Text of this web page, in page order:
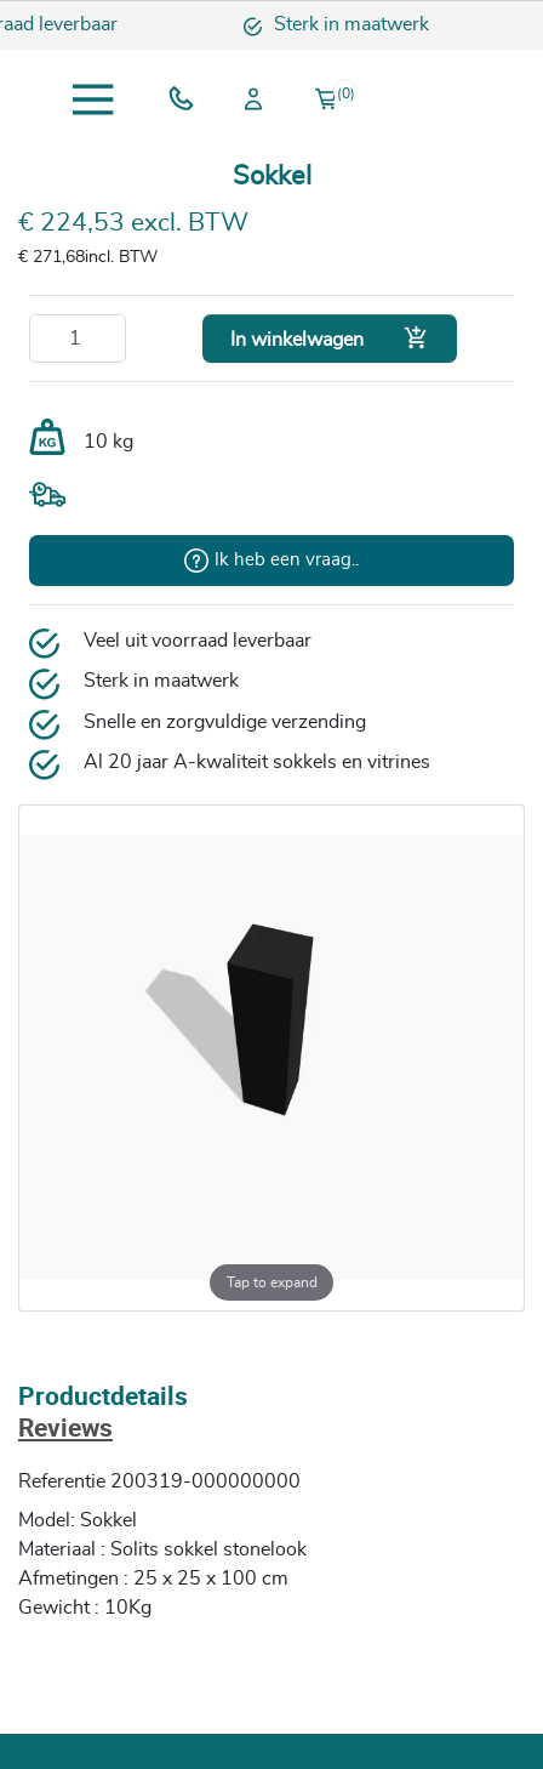
leverbaar Sterk in maatwerk
(0)
Tap to expand
Sokkel
€ 224,53 excl. BTW
€ 271,68incl. BTW
In winkelwagen 
10 kg
Ik heb een vraag..
Veel uit voorraad leverbaar
Sterk in maatwerk
Snelle en zorgvuldige verzending
Al 20 jaar A-kwaliteit sokkels en vitrines
Productdetails
Reviews
Referentie 200319-000000000
Model: Sokkel
Materiaal : Solits sokkel stonelook
Afmetingen : 25 x 25 x 100 cm
Gewicht : 10Kg